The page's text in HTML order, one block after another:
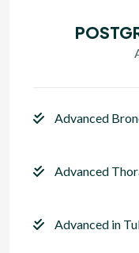
Advanced
Advanced
Advanced in